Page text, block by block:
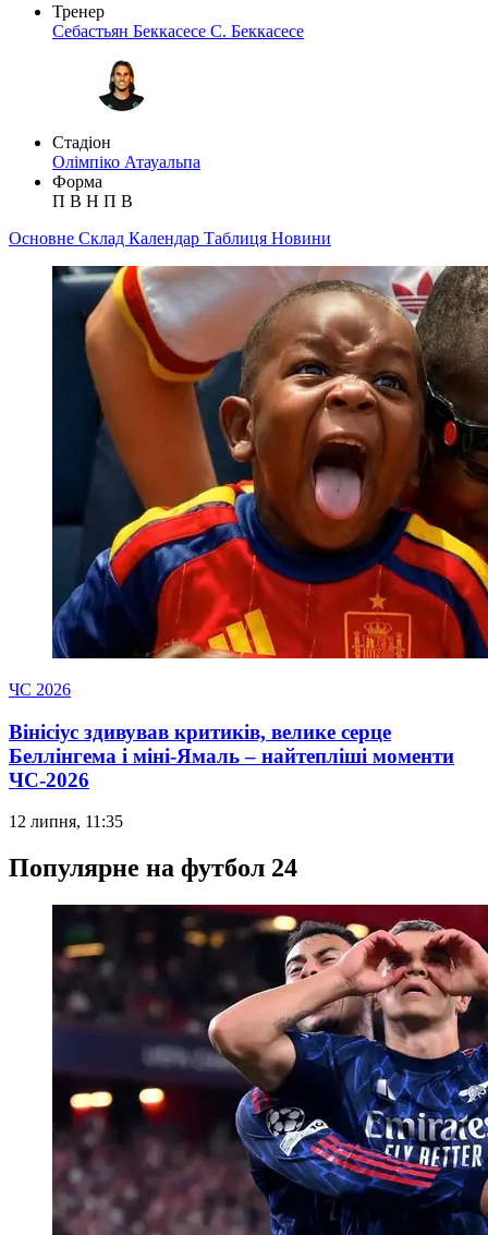
Тренер
Себастьян Беккасесе С. Беккасесе
Стадіон
Олімпіко Атауальпа
Форма
П В Н П В
Основне Склад Календар Таблиця Новини
ЧС 2026
Вінісіус здивував критиків, велике серце
Беллінгема і міні-Ямаль – найтепліші моменти
ЧС-2026
12 липня, 11:35
Популярне на футбол 24